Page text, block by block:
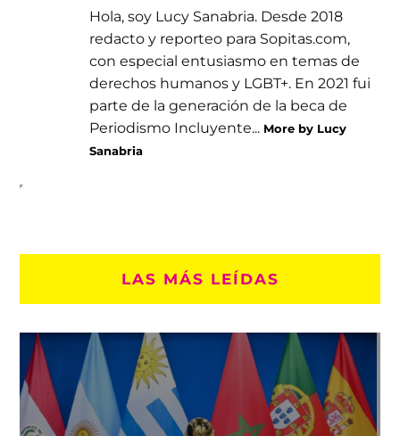
Hola, soy Lucy Sanabria. Desde 2018
redacto y reporteo para Sopitas.com,
con especial entusiasmo en temas de
derechos humanos y LGBT+. En 2021 fui
parte de la generación de la beca de
Periodismo Incluyente... More by Lucy
Sanabria
LAS MÁS LEÍDAS